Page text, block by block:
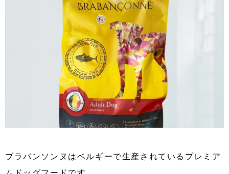
ブラバンソンヌはベルギーで生産されているプレミア